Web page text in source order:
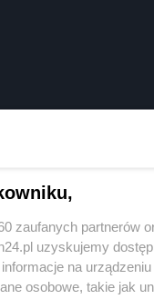
zaufanych partnerów
uzyskujemy
na urządzeniu
osobowe, takie jak